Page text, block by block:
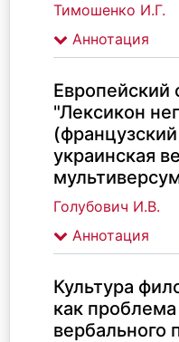
Тимошенко И.Г.
Аннотация
Европейский
"Лексикон
украинская
Голубович И.В.
Аннотация
Культура
как
вербального